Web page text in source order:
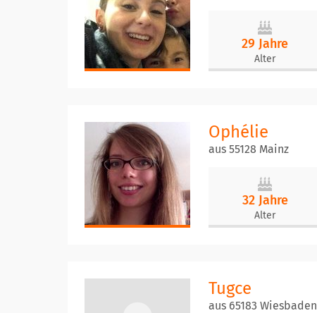
29 Jahre
Alter
Ophélie
aus 55128 Mainz
32 Jahre
Alter
Tugce
aus 65183 Wiesbaden